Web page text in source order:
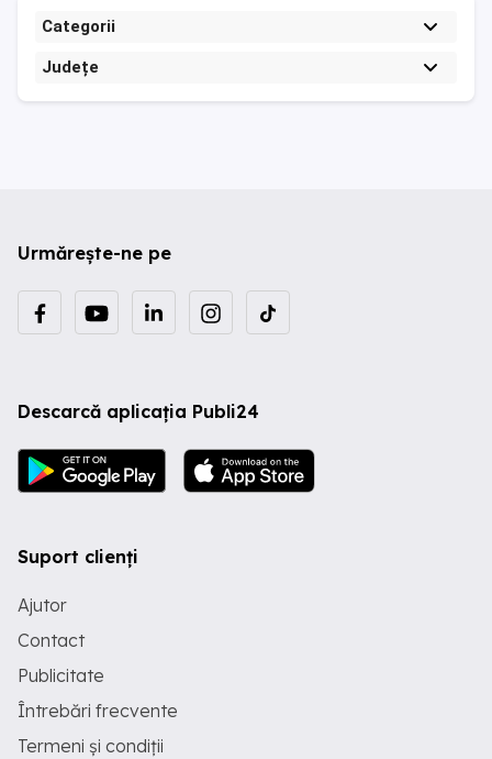
Categorii
Județe
Urmărește-ne pe
Descarcă aplicația Publi24
Suport clienți
Ajutor
Contact
Publicitate
Întrebări frecvente
Termeni și condiții